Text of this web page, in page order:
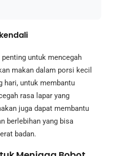
untuk mencegah
makan dalam porsi kecil
hari, untuk membantu
rasa lapar yang
juga dapat membantu
berlebihan yang bisa
badan.